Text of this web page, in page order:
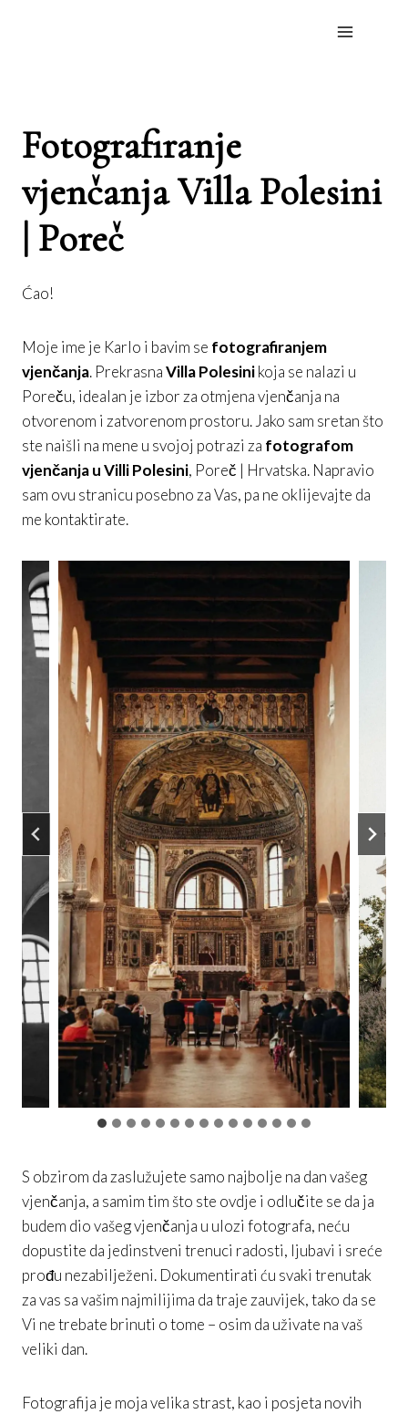
Fotografiranje
vjenčanja Villa Polesini
| Poreč
Ćao!
Moje ime je Karlo i bavim se fotografiranjem
vjenčanja. PrekrasnaVilla Polesinikoja se nalazi u
Poreču, idealan je izbor za otmjena vjenčanja na
otvorenom i zatvorenom prostoru. Jako sam sretan što
ste naišli na mene u svojoj potrazi za fotografom
vjenčanja u Villi Polesini, Poreč | Hrvatska. Napravio
sam ovu stranicu posebno za Vas, pa ne oklijevajte da
me kontaktirate.
S obzirom da zaslužujete samo najbolje na dan vašeg
vjenčanja, a samim tim što ste ovdje i odlučite se da ja
budem dio vašeg vjenčanja u ulozi fotografa, neću
dopustite da jedinstveni trenuci radosti, ljubavi i sreće
prođu nezabilježeni. Dokumentirati ću svaki trenutak
za vas sa vašim najmilijima da traje zauvijek, tako da se
Vi ne trebate brinuti o tome – osim da uživate na vaš
veliki dan.
Fotografija je moja velika strast, kao i posjeta novih